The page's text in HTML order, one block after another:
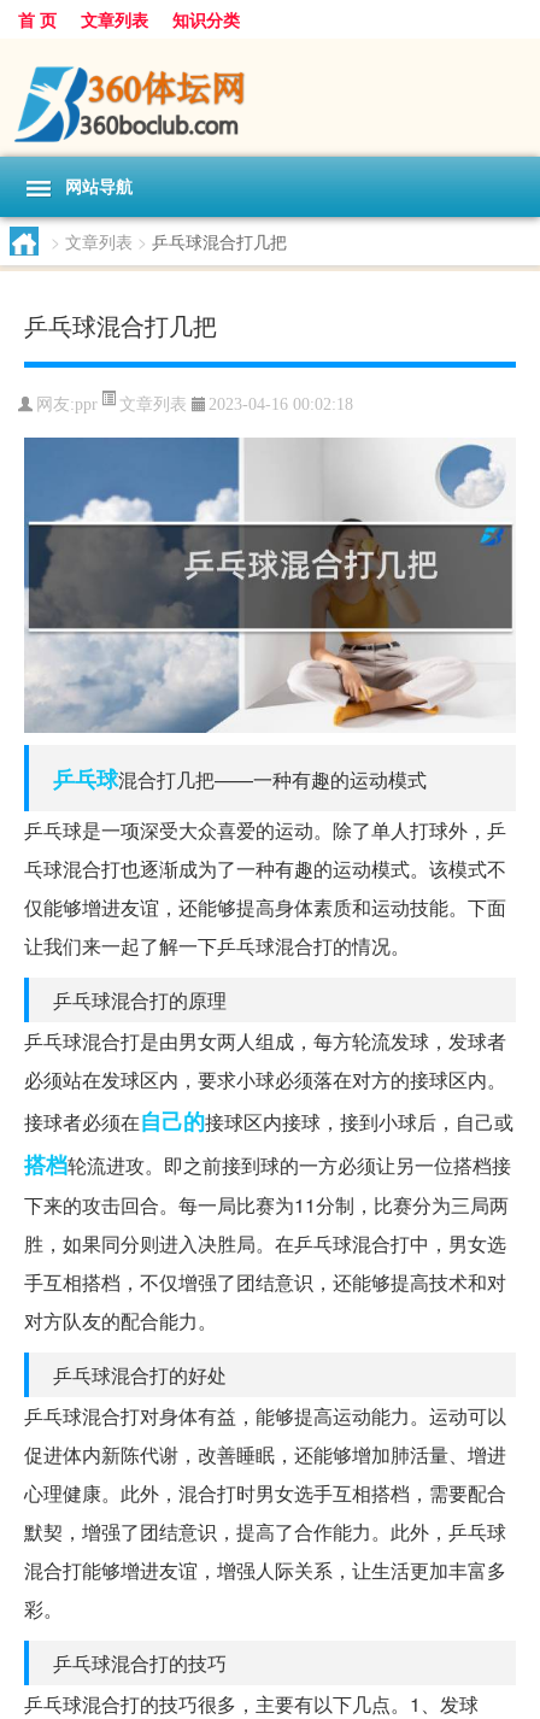
首 页 文章列表 知识分类
网站导航
> 文章列表 > 乒乓球混合打几把
乒乓球混合打几把
网友:ppr 文章列表 2023-04-16 00:02:18
乒乓球混合打几把——一种有趣的运动模式
乒乓球是一项深受大众喜爱的运动。除了单人打球外，乒
乓球混合打也逐渐成为了一种有趣的运动模式。该模式不
仅能够增进友谊，还能够提高身体素质和运动技能。下面
让我们来一起了解一下乒乓球混合打的情况。
乒乓球混合打的原理
乒乓球混合打是由男女两人组成，每方轮流发球，发球者
必须站在发球区内，要求小球必须落在对方的接球区内。
接球者必须在自己的接球区内接球，接到小球后，自己或
搭档轮流进攻。即之前接到球的一方必须让另一位搭档接
下来的攻击回合。每一局比赛为11分制，比赛分为三局两
胜，如果同分则进入决胜局。在乒乓球混合打中，男女选
手互相搭档，不仅增强了团结意识，还能够提高技术和对
对方队友的配合能力。
乒乓球混合打的好处
乒乓球混合打对身体有益，能够提高运动能力。运动可以
促进体内新陈代谢，改善睡眠，还能够增加肺活量、增进
心理健康。此外，混合打时男女选手互相搭档，需要配合
默契，增强了团结意识，提高了合作能力。此外，乒乓球
混合打能够增进友谊，增强人际关系，让生活更加丰富多
彩。
乒乓球混合打的技巧
乒乓球混合打的技巧很多，主要有以下几点。1、发球